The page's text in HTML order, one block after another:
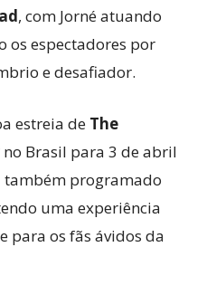
, com Jorné atuando
os espectadores por
e desafiador.
estreia de The
no Brasil para 3 de abril
também programado
uma experiência
para os fãs ávidos da